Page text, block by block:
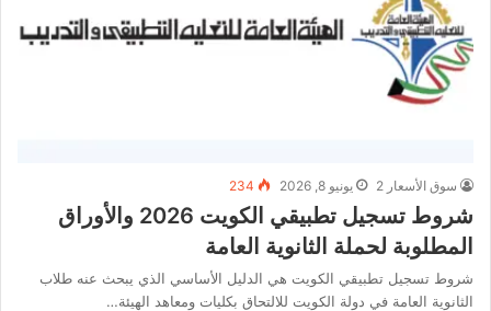
سوق الأسعار 2 يونيو 8, 2026 234
شروط تسجيل تطبيقي الكويت 2026 والأوراق
المطلوبة لحملة الثانوية العامة
شروط تسجيل تطبيقي الكويت هي الدليل الأساسي الذي يبحث عنه طلاب
الثانوية العامة في دولة الكويت للالتحاق بكليات ومعاهد الهيئة…